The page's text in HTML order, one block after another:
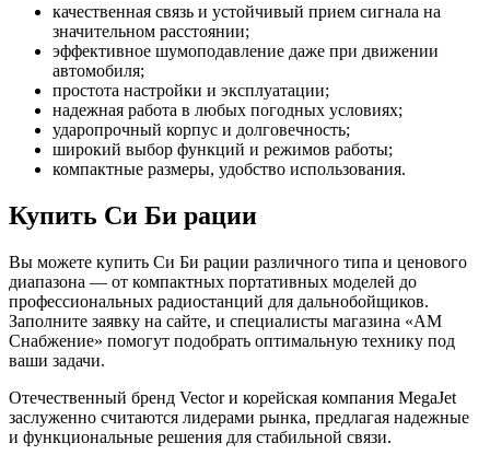
качественная связь и устойчивый прием сигнала на
значительном расстоянии;
эффективное шумоподавление даже при движении
автомобиля;
простота настройки и эксплуатации;
надежная работа в любых погодных условиях;
ударопрочный корпус и долговечность;
широкий выбор функций и режимов работы;
компактные размеры, удобство использования.
Купить Си Би рации
Вы можете купить Си Би рации различного типа и ценового
диапазона — от компактных портативных моделей до
профессиональных радиостанций для дальнобойщиков.
Заполните заявку на сайте, и специалисты магазина «АМ
Снабжение» помогут подобрать оптимальную технику под
ваши задачи.
Отечественный бренд Vector и корейская компания MegaJet
заслуженно считаются лидерами рынка, предлагая надежные
и функциональные решения для стабильной связи.